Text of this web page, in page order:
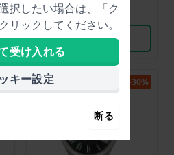
比較
商品を見る
-30%
択したい場合は、「ク
リックしてください。
受け入れる
キー設定
断る